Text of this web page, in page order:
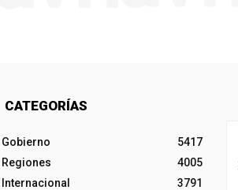
CATEGORÍAS
Gobierno
5417
Regiones
4005
Internacional
3791